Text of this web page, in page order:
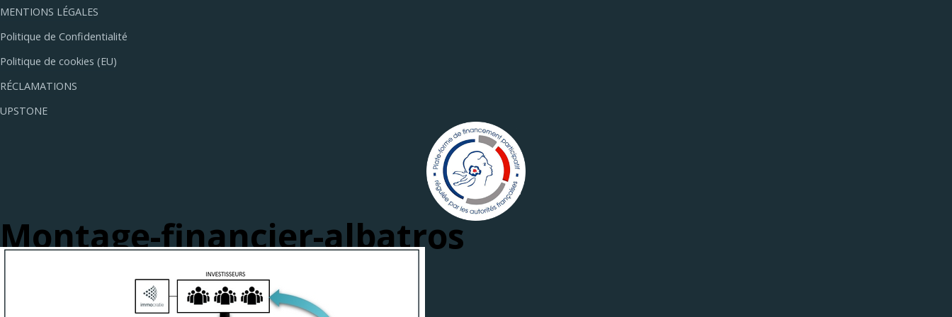
MENTIONS LÉGALES
Politique de Confidentialité
Politique de cookies (EU)
RÉCLAMATIONS
UPSTONE
Montage-financier-albatros